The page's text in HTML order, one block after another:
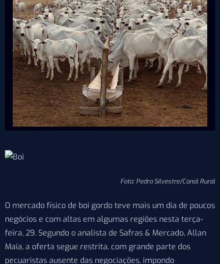
Foto: Pedro Silvestre/Canal Rural
O mercado físico de boi gordo teve mais um dia de poucos
negócios e com altas em algumas regiões nesta terça-
feira, 29. Segundo o analista de Safras & Mercado, Allan
Maia, a oferta segue restrita, com grande parte dos
pecuaristas ausente das negociações, impondo